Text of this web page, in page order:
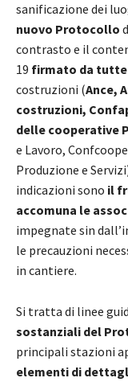
sanificazione dei
nuovo Protocollo
contrasto e il
19 firmato da
costruzioni (Ance,
costruzioni,
delle cooperative
e Lavoro,
Produzione e
indicazioni sono il
accomuna le
impegnate sin
le precauzioni
in cantiere.
Si tratta di linee
sostanziali del
principali stazioni
elementi di